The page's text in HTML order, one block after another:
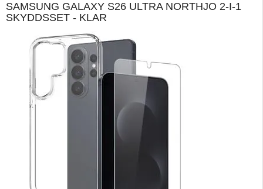
SAMSUNG GALAXY S26 ULTRA NORTHJO 2-I-1
SKYDDSSET - KLAR